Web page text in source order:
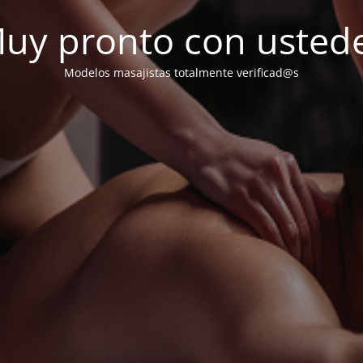
pronto con
Modelos masajistas totalmente verificad@s